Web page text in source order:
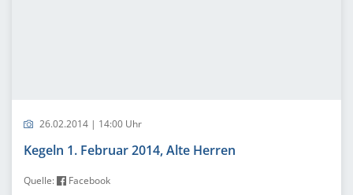
26.02.2014 | 14:00 Uhr
Kegeln 1. Februar 2014, Alte Herren
Quelle: Facebook